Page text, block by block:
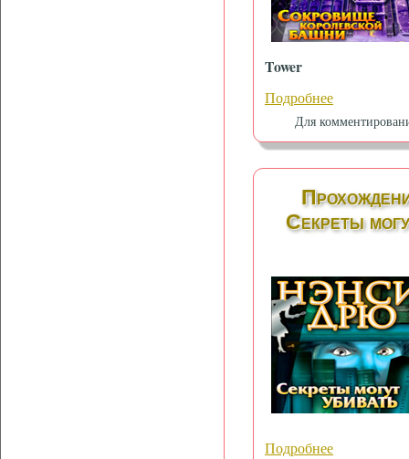
Tower
Подробнее
Для
Секреты
Подробнее